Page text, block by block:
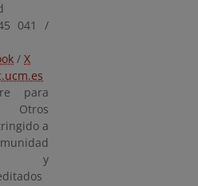
041 /
/ X
para
Otros
a
y